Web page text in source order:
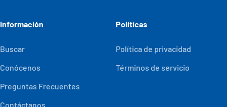
Información
Buscar
Conócenos
Preguntas Frecuentes
Contáctanos
Políticas
Política de privacidad
Términos de servicio